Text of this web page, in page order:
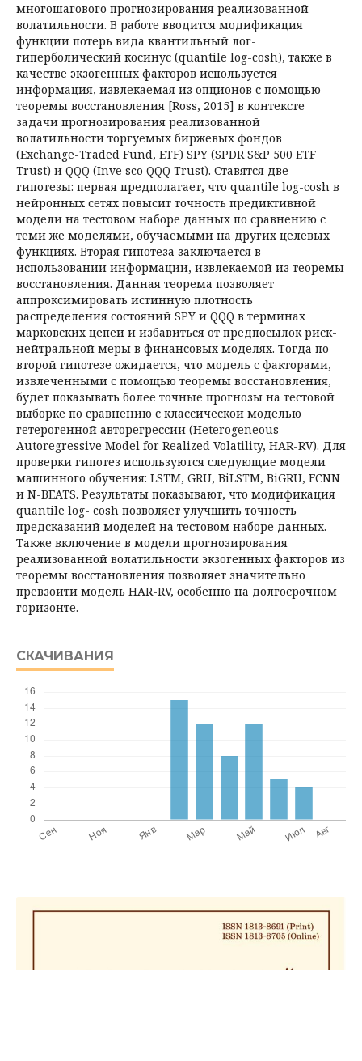
многошагового прогнозирования реализованной
волатильности. В работе вводится модификация
функции потерь вида квантильный лог-
гиперболический косинус (quantile log-cosh), также в
качестве экзогенных факторов используется
информация, извлекаемая из опционов с помощью
теоремы восстановления [Ross, 2015] в контексте
задачи прогнозирования реализованной
волатильности торгуемых биржевых фондов
(Exchange-Traded Fund, ETF) SPY (SPDR S&P 500 ETF
Trust) и QQQ (Inve­ sco QQQ Trust). Ставятся две
гипотезы: первая предполагает, что quantile log-cosh в
нейронных сетях повысит точность предиктивной
модели на тестовом наборе данных по сравнению с
теми же моделями, обучаемыми на других целевых
функциях. Вторая гипотеза заключается в
использовании информации, извлекаемой из теоремы
восстановления. Данная теорема позволяет
аппроксимировать истинную плотность
распределения состояний SPY и QQQ в терминах
марковских цепей и избавиться от предпосылок риск-
нейтральной меры в финансовых моделях. Тогда по
второй гипотезе ожидается, что модель с факторами,
извлеченными с помощью теоремы восстановления,
будет показывать более точные прогнозы на тестовой
выборке по сравнению с классической моделью
гетерогенной авторегрессии (Heterogeneous
Autoregressive Model for Realized Volatility, HAR-RV). Для
проверки гипотез используются следующие модели
машинного обучения: LSTM, GRU, BiLSTM, BiGRU, FCNN
и N-BEATS. Результаты показывают, что модификация
quantile log- cosh позволяет улучшить точность
предсказаний моделей на тестовом наборе данных.
Также включение в модели прогнозирования
реализованной волатильности экзогенных факторов из
теоремы восстановления позволяет значительно
превзойти модель HAR-RV, особенно на долгосрочном
горизонте.
СКАЧИВАНИЯ